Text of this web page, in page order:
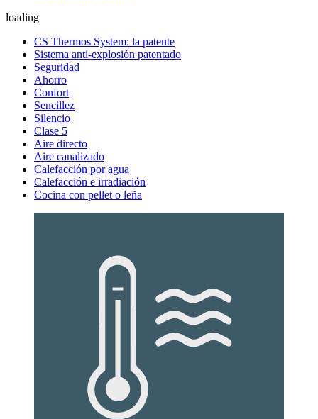
loading
CS Thermos System: la patente
Sistema anti-explosión patentado
Seguridad
Ahorro
Confort
Sencillez
Silencio
Clase 5
Aire directo
Aire canalizado
Calefacción por agua
Calefacción e irradiación
Cocina con pellet o leña